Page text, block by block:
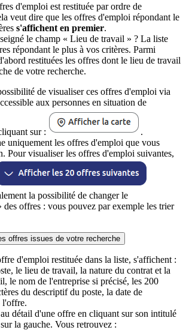
d'emploi est restituée par ordre de
veut dire que les offres d'emploi répondant le
s'affichent en premier.
le champ « Lieu de travail » ? La liste
répondant le plus à vos critères. Parmi
restituées les offres dont le lieu de travail
de votre recherche.
de visualiser ces offres d'emploi via
aux personnes en situation de
sur :
.
uniquement les offres d'emploi que vous
Pour visualiser les offres d'emploi suivantes,
la possibilité de changer le
des offres : vous pouvez par exemple les trier
offres issues de votre recherche
d'emploi restituée dans la liste, s'affichent :
le lieu de travail, la nature du contrat et la
le nom de l'entreprise si précisé, les 200
du descriptif du poste, la date de
l'offre.
détail d'une offre en cliquant sur son intitulé
la gauche. Vous retrouvez :